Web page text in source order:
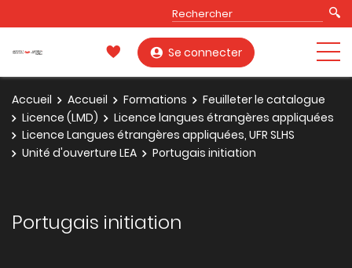
Se connecter
Accueil Accueil Formations
Feuilleter le catalogue
Licence (LMD)
Licence langues étrangères appliquées
Licence Langues étrangères appliquées, UFR SLHS
Unité d'ouverture LEA
Portugais initiation
Portugais initiation